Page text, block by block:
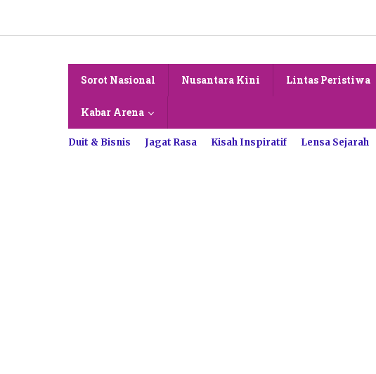
konten
Sorot Nasional Nusantara Kini Lintas Peristiwa
Kabar Arena
Duit & Bisnis Jagat Rasa Kisah Inspiratif Lensa Sejarah